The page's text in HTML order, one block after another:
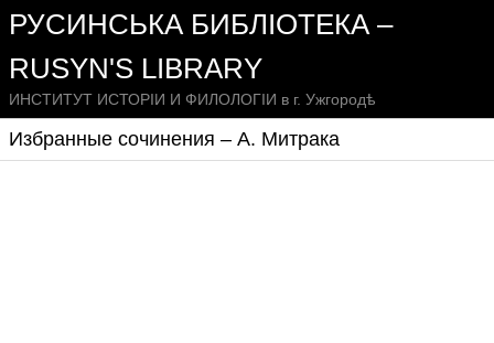
РУСИНСЬКА БИБЛІОТЕКА –
RUSYN'S LIBRARY
ИНСТИТУТ ИСТОРІИ И ФИЛОЛОГІИ в г. Ужгородѣ
Избранные сочинения – А. Митрака